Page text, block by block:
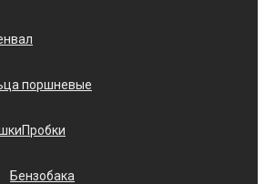
поршневые
Бензобака